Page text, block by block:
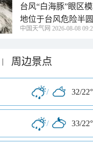
台风“白海豚”眼区
地位于台风危险半圆
中国天气网 2026-08-08
| 周边景点
/ 32/
/ 33/